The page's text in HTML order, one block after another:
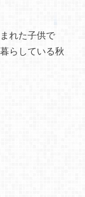
れた子供で
らしている秋